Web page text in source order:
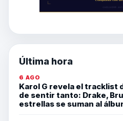
Última hora
6 AGO
Karol G revela el tracklist
de sentir tanto: Drake,
estrellas se suman al